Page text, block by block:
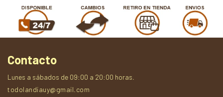
Contacto
Lunes a sábados de 09:00 a 20:00 horas.
todolandiauy@gmail.com